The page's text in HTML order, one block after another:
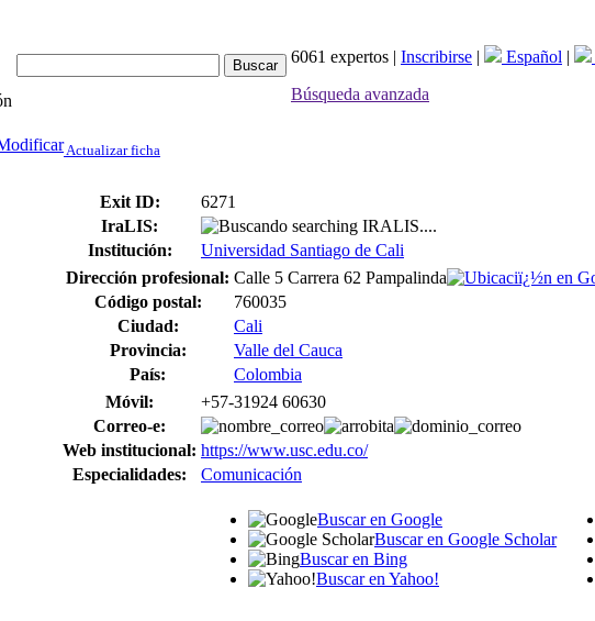
6061 expertos | Inscribirse | Español |
Búsqueda avanzada
Actualizar ficha
Exit ID:
6271
IraLIS:
searching IRALIS....
Institución:
Universidad Santiago de Cali
Dirección profesional: Calle 5 Carrera 62 Pampalinda
Código postal:
760035
Ciudad:
Cali
Provincia:
Valle del Cauca
País:
Colombia
Móvil:
+57-31924 60630
Correo-e:
Web institucional: https://www.usc.edu.co/
Especialidades:
Comunicación
Buscar en Google
Buscar en Google Scholar
Buscar en Bing
Buscar en Yahoo!